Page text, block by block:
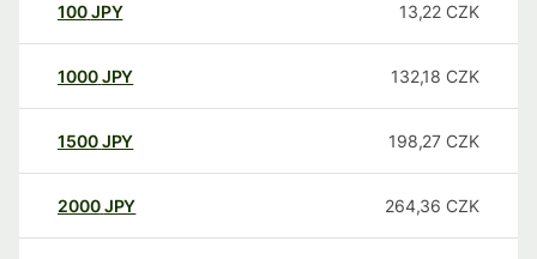
100JPY 13,22 CZK
1000JPY 132,18 CZK
1500JPY 198,27 CZK
2000JPY 264,36 CZK